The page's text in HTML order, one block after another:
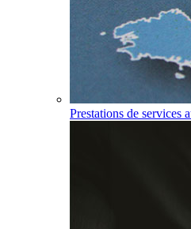
Prestations de services